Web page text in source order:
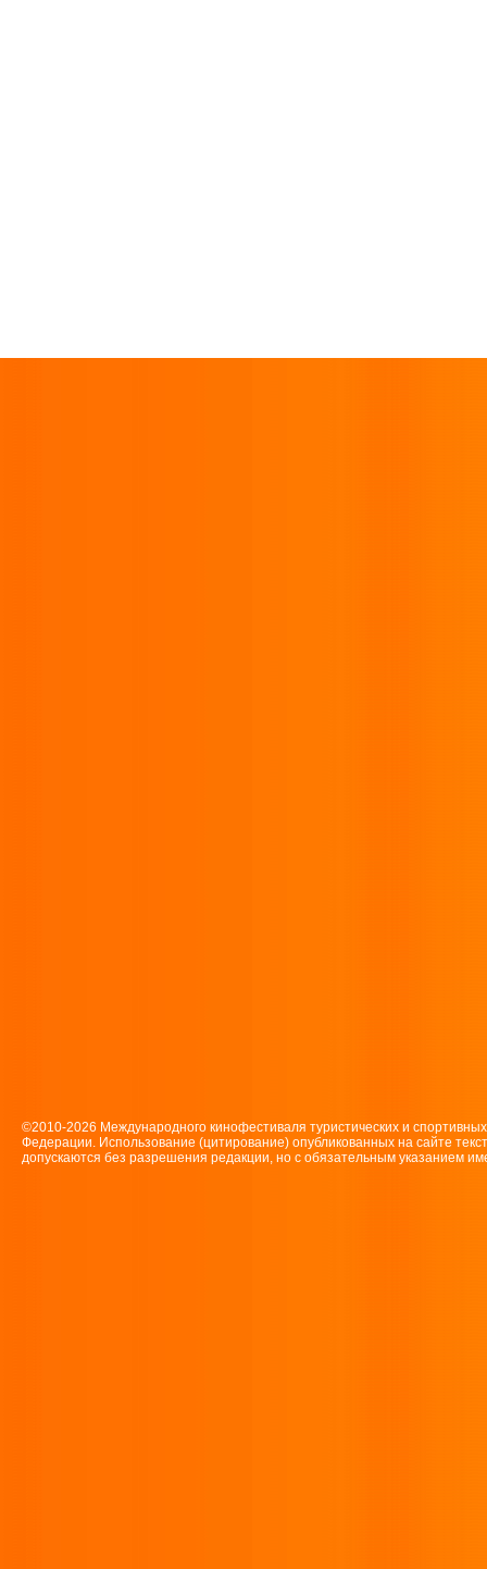
©2010-2026 Международного кинофестиваля туристических и
Федерации. Использование (цитирование) опубликованных на сайте
допускаются без разрешения редакции, но с обязательным указанием